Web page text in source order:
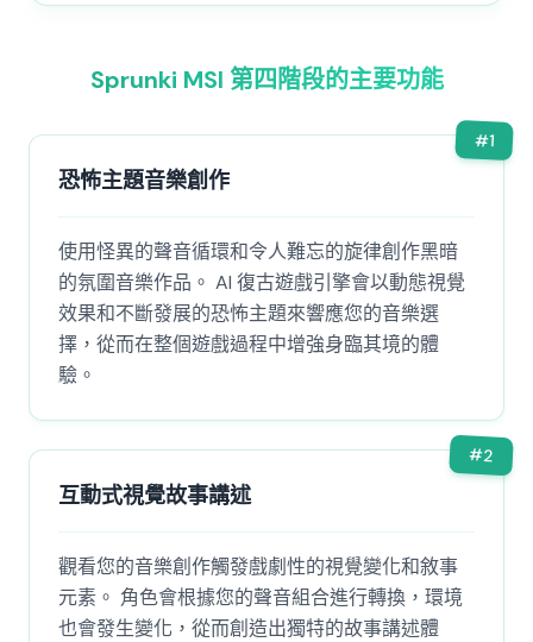
Sprunki MSI 第四階段的主要功能
#1
恐怖主題音樂創作
使用怪異的聲音循環和令人難忘的旋律創作黑暗
的氛圍音樂作品。 AI 復古遊戲引擎會以動態視覺
效果和不斷發展的恐怖主題來響應您的音樂選
擇，從而在整個遊戲過程中增強身臨其境的體
驗。
#2
互動式視覺故事講述
觀看您的音樂創作觸發戲劇性的視覺變化和敘事
元素。 角色會根據您的聲音組合進行轉換，環境
也會發生變化，從而創造出獨特的故事講述體